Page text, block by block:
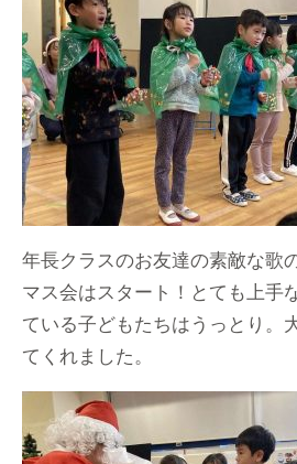
年長クラスのお友達の素敵な歌
マス会はスタート！とても上手
ている子どもたちはうっとり。
てくれました。